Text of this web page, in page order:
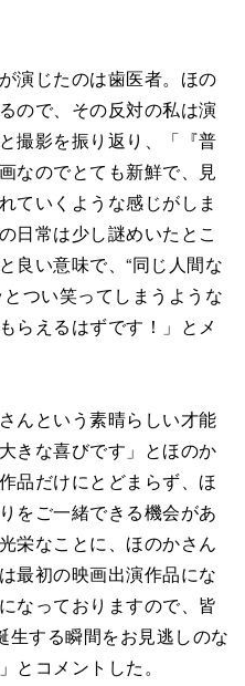
演じたのは歯医者。ほの
ので、その反対の私は演
撮影を振り返り、「『普
なのでとても新鮮で、見
ていくような感じがしま
日常は少し謎めいたとこ
良い意味で、“同じ人間な
つい笑ってしまうような
らえるはずです！」とメ
んという素晴らしい才能
きな喜びです」とほのか
品だけにとどまらず、ほ
をご一緒できる機会があ
栄なことに、ほのかさん
最初の映画出演作品にな
なっておりますので、皆
生する瞬間をお見逃しのな
とコメントした。